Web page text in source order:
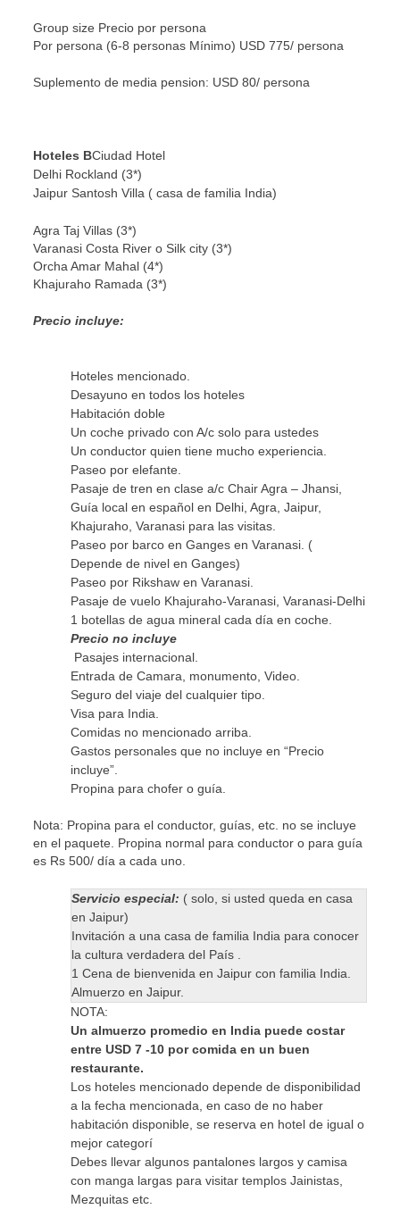
Group size Precio por persona
Por persona (6-8 personas Mínimo) USD 775/ persona
Suplemento de media pension: USD 80/ persona
Hoteles BCiudad Hotel
Delhi Rockland (3*)
Jaipur Santosh Villa ( casa de familia India)
Agra Taj Villas (3*)
Varanasi Costa River o Silk city (3*)
Orcha Amar Mahal (4*)
Khajuraho Ramada (3*)
Precio incluye:
Hoteles mencionado.
Desayuno en todos los hoteles
Habitación doble
Un coche privado con A/c solo para ustedes
Un conductor quien tiene mucho experiencia.
Paseo por elefante.
Pasaje de tren en clase a/c Chair Agra – Jhansi,
Guía local en español en Delhi, Agra, Jaipur,
Khajuraho, Varanasi para las visitas.
Paseo por barco en Ganges en Varanasi. (
Depende de nivel en Ganges)
Paseo por Rikshaw en Varanasi.
Pasaje de vuelo Khajuraho-Varanasi, Varanasi-Delhi
1 botellas de agua mineral cada día en coche.
Precio no incluye
Pasajes internacional.
Entrada de Camara, monumento, Video.
Seguro del viaje del cualquier tipo.
Visa para India.
Comidas no mencionado arriba.
Gastos personales que no incluye en “Precio
incluye”.
Propina para chofer o guía.
Nota: Propina para el conductor, guías, etc. no se incluye
en el paquete. Propina normal para conductor o para guía
es Rs 500/ día a cada uno.
Servicio especial: ( solo, si usted queda en casa
en Jaipur)
Invitación a una casa de familia India para conocer
la cultura verdadera del País .
1 Cena de bienvenida en Jaipur con familia India.
Almuerzo en Jaipur.
NOTA:
Un almuerzo promedio en India puede costar
entre USD 7 -10 por comida en un buen
restaurante.
Los hoteles mencionado depende de disponibilidad
a la fecha mencionada, en caso de no haber
habitación disponible, se reserva en hotel de igual o
mejor categorí
Debes llevar algunos pantalones largos y camisa
con manga largas para visitar templos Jainistas,
Mezquitas etc.